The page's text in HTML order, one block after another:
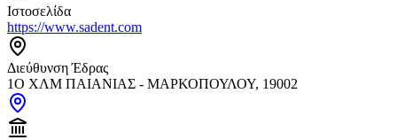
Ιστοσελίδα
https://www.sadent.com
Διεύθυνση Έδρας
1Ο ΧΛΜ ΠΑΙΑΝΙΑΣ - ΜΑΡΚΟΠΟΥΛΟΥ, 19002